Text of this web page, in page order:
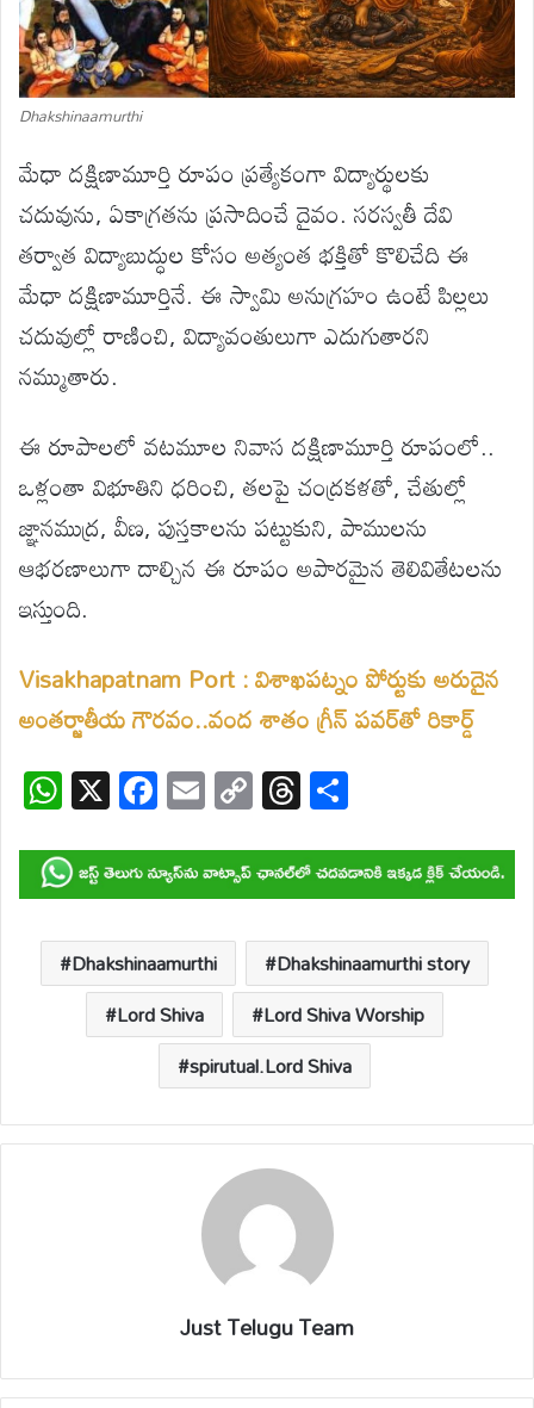
Dhakshinaamurthi
మేధా దక్షిణామూర్తి రూపం ప్రత్యేకంగా విద్యార్థులకు
చదువును, ఏకాగ్రతను ప్రసాదించే దైవం. సరస్వతీ దేవి
తర్వాత విద్యాబుద్ధుల కోసం అత్యంత భక్తితో కొలిచేది ఈ
మేధా దక్షిణామూర్తినే. ఈ స్వామి అనుగ్రహం ఉంటే పిల్లలు
చదువుల్లో రాణించి, విద్యావంతులుగా ఎదుగుతారని
నమ్ముతారు.
ఈ రూపాలలో వటమూల నివాస దక్షిణామూర్తి రూపంలో..
ఒళ్లంతా విభూతిని ధరించి, తలపై చంద్రకళతో, చేతుల్లో
జ్ఞానముద్ర, వీణ, పుస్తకాలను పట్టుకుని, పాములను
ఆభరణాలుగా దాల్చిన ఈ రూపం అపారమైన తెలివితేటలను
ఇస్తుంది.
Visakhapatnam Port : విశాఖపట్నం పోర్టుకు అరుదైన
అంతర్జాతీయ గౌరవం..వంద శాతం గ్రీన్ పవర్‌తో రికార్డ్
W
h
at
s
A
p
X F
ac
e
b
o
o
k
E
m
ail
C
o
p
y
Li
n
k
T
hr
e
a
d
s
ar
e
Dhakshinaamurthi
Dhakshinaamurthi story
Lord Shiva
Lord Shiva Worship
spirutual.Lord Shiva
Just Telugu Team